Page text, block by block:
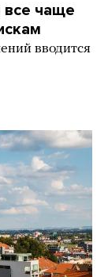
все чаще
вводится